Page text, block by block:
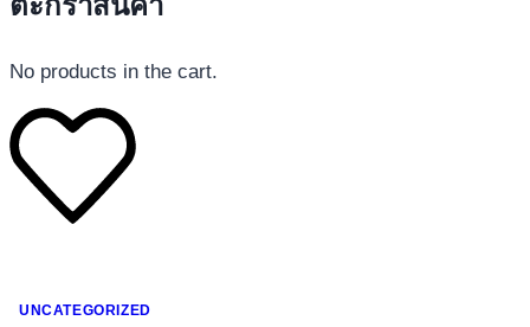
โทรศัพท์มือถือ
No products in the cart.
UNCATEGORIZED